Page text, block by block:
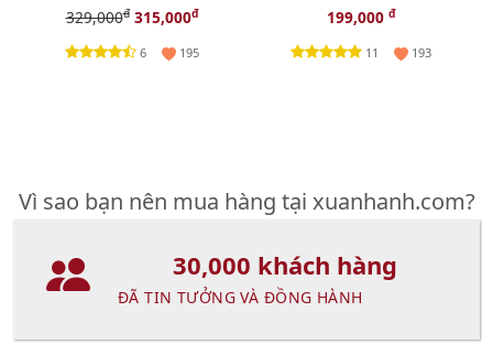
Repair Eye Gel-Creme Multi
- 5ml (New)
329,000đ315,000đ
6 195
hồi tối ưu, trẻ hóa da, 7ml
(New)
199,000 đ
11 193
Vì sao bạn nên mua hàng tại xuanhanh.com?
30,000 khách hàng
ĐÃ TIN TƯỞNG VÀ ĐỒNG HÀNH